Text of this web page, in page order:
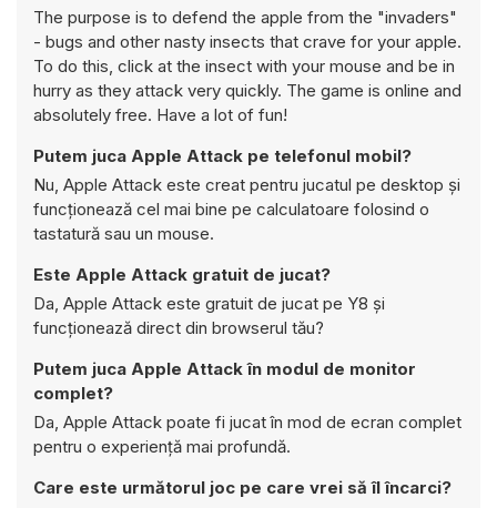
The purpose is to defend the apple from the "invaders"
- bugs and other nasty insects that crave for your apple.
To do this, click at the insect with your mouse and be in
hurry as they attack very quickly. The game is online and
absolutely free. Have a lot of fun!
Putem juca Apple Attack pe telefonul mobil?
Nu, Apple Attack este creat pentru jucatul pe desktop și
funcționează cel mai bine pe calculatoare folosind o
tastatură sau un mouse.
Este Apple Attack gratuit de jucat?
Da, Apple Attack este gratuit de jucat pe Y8 și
funcționează direct din browserul tău?
Putem juca Apple Attack în modul de monitor
complet?
Da, Apple Attack poate fi jucat în mod de ecran complet
pentru o experiență mai profundă.
Care este următorul joc pe care vrei să îl încarci?